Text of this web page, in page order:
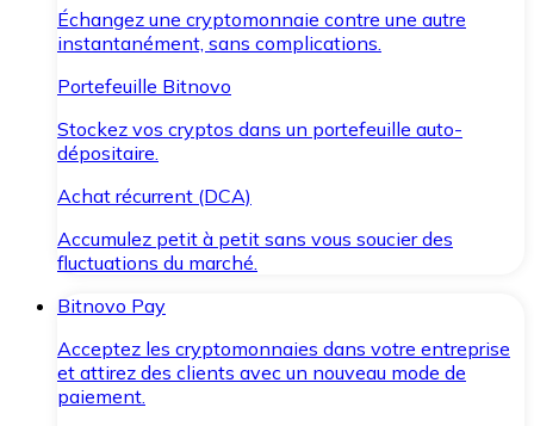
Échangez une cryptomonnaie contre une autre
instantanément, sans complications.
Portefeuille Bitnovo
Stockez vos cryptos dans un portefeuille auto-
dépositaire.
Achat récurrent (DCA)
Accumulez petit à petit sans vous soucier des
fluctuations du marché.
Bitnovo Pay
Acceptez les cryptomonnaies dans votre entreprise
et attirez des clients avec un nouveau mode de
paiement.